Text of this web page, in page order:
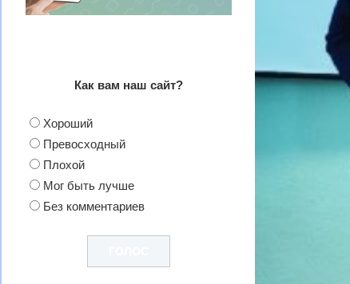
Как вам наш сайт?
Хороший
Превосходный
Плохой
Мог быть лучше
Без комментариев